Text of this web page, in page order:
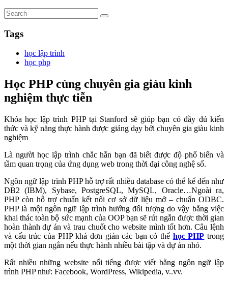
Tags
học lập trình
học php
Học PHP cùng chuyên gia giàu kinh
nghiệm thực tiễn
Khóa học lập trình PHP tại Stanford sẽ giúp bạn có đầy đủ kiến
thức và kỹ năng thực hành được giảng dạy bởi chuyên gia giàu kinh
nghiệm
Là người học lập trình chắc hẳn bạn đã biết được độ phổ biến và
tầm quan trọng của ứng dụng web trong thời đại công nghệ số.
Ngôn ngữ lập trình PHP hỗ trợ rất nhiều database có thể kể đến như
DB2 (IBM), Sybase, PostgreSQL, MySQL, Oracle…Ngoài ra,
PHP còn hỗ trợ chuẩn kết nối cơ sở dữ liệu mở – chuẩn ODBC.
PHP là một ngôn ngữ lập trình hướng đối tượng do vậy bằng việc
khai thác toàn bộ sức mạnh của OOP bạn sẽ rút ngắn được thời gian
hoàn thành dự án và trau chuốt cho website mình tốt hơn. Câu lệnh
và cấu trúc của PHP khá đơn giản các bạn có thể học PHP trong
một thời gian ngắn nếu thực hành nhiều bài tập và dự án nhỏ.
Rất nhiều những website nổi tiếng được viết bằng ngôn ngữ lập
trình PHP như: Facebook, WordPress, Wikipedia, v..vv.